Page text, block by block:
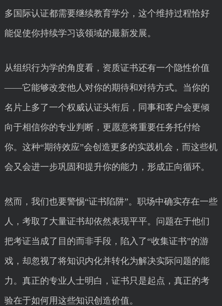
多国际认证都需要继续教育学分，这个维持过程恰好
能促使你持续学习该领域的最新发展。
从组织行为学的角度看，资质证书还有一个隐性价值
——它能够改变他人对你的期待和对待方式。当你的
名片上多了一个权威认证头衔后，同事和客户会更倾
向于相信你的专业判断，更愿意将重要任务托付给
你。这种“期待效应”会创造更多的实践机会，而这些机
会又会进一步巩固和提升你的能力，形成正向循环。
然而，我们也要警惕“证书陷阱”。职场中确实存在一些
人，考取了大量证书却依然表现平平。问题在于他们
把考证当成了目的而非手段，陷入了“收集证书”的游
戏，却忽视了将知识内化并转化为解决实际问题的能
力。真正的专业人士明白，证书只是起点，真正的考
验在于如何用这些知识创造价值。